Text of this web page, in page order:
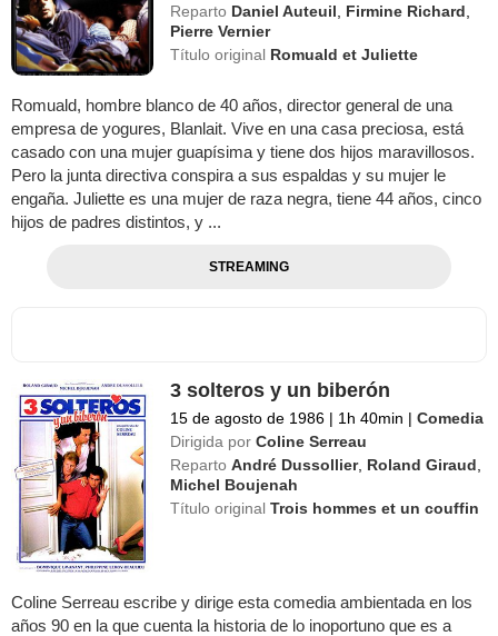
Reparto Daniel Auteuil Firmine Richard
Pierre Vernier
Título original Romuald et Juliette
Romuald, hombre blanco de 40 años, director general de una
empresa de yogures, Blanlait. Vive en una casa preciosa, está
casado con una mujer guapísima y tiene dos hijos maravillosos.
Pero la junta directiva conspira a sus espaldas y su mujer le
engaña. Juliette es una mujer de raza negra, tiene 44 años, cinco
hijos de padres distintos, y ...
STREAMING
3 solteros y un biberón
15 de agosto de 1986 | 1h 40min | Comedia
Dirigida por Coline Serreau
Reparto André Dussollier, Roland Giraud
Michel Boujenah
Título originalTrois hommes et un couffin
Coline Serreau escribe y dirige esta comedia ambientada en los
años 90 en la que cuenta la historia de lo inoportuno que es a